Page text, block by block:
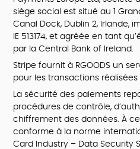
siège social est situé au 1
Canal Dock, Dublin 2, Irlande,
IE 513174, et agréée en tant
par la Central Bank of Ireland.
Stripe fournit à RGOODS un
pour les transactions réalisées
La sécurité des paiements
procédures de contrôle,
chiffrement des données. À
conforme à la norme
Card Industry – Data Security